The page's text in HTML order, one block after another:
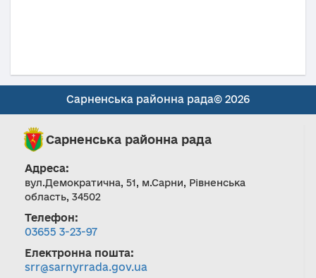
Сарненська районна рада© 2026
Сарненська районна рада
Адреса:
вул.Демократична, 51, м.Сарни, Рівненська
область, 34502
Телефон:
03655 3-23-97
Електронна пошта:
srr@sarnyrrada.gov.ua